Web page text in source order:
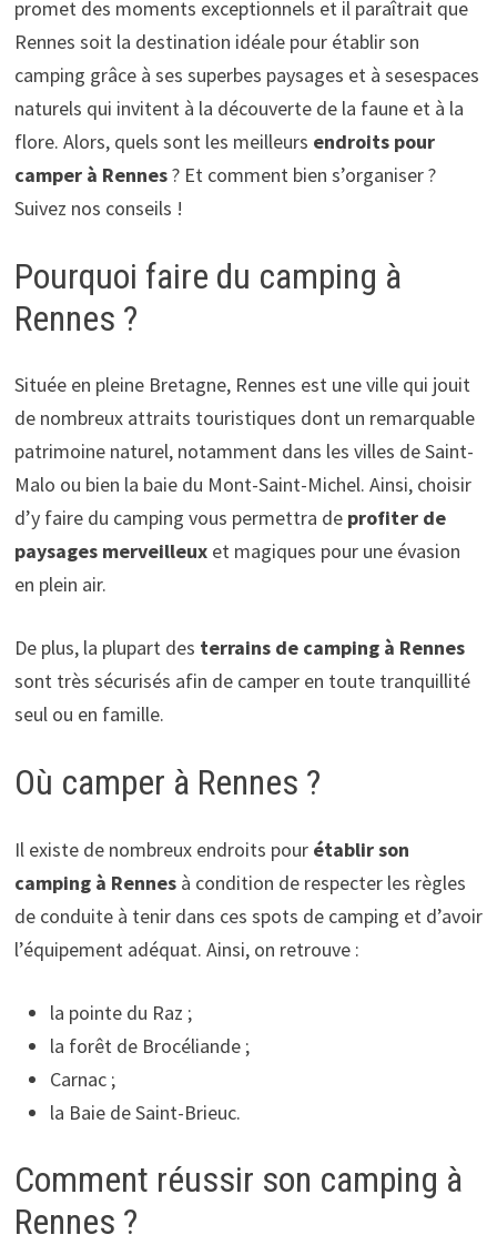
promet des moments exceptionnels et il paraîtrait que
Rennes soit la destination idéale pour établir son
camping grâce à ses superbes paysages et à sesespaces
naturels qui invitent à la découverte de la faune et à la
flore. Alors, quels sont les meilleurs endroits pour
camper à Rennes? Et comment bien s’organiser ?
Suivez nos conseils !
Pourquoi faire du camping à
Rennes ?
Située en pleine Bretagne, Rennes est une ville qui jouit
de nombreux attraits touristiques dont un remarquable
patrimoine naturel, notamment dans les villes de Saint-
Malo ou bien la baie du Mont-Saint-Michel. Ainsi, choisir
d’y faire du camping vous permettra de profiter de
paysages merveilleuxet magiques pour une évasion
en plein air.
De plus, la plupart des terrains de camping à Rennes
sont très sécurisés afin de camper en toute tranquillité
seul ou en famille.
Où camper à Rennes ?
Il existe de nombreux endroits pour établir son
camping à Rennesà condition de respecter les règles
de conduite à tenir dans ces spots de camping et d’avoir
l’équipement adéquat. Ainsi, on retrouve :
la pointe du Raz ;
la forêt de Brocéliande ;
Carnac ;
la Baie de Saint-Brieuc.
Comment réussir son camping à
Rennes ?